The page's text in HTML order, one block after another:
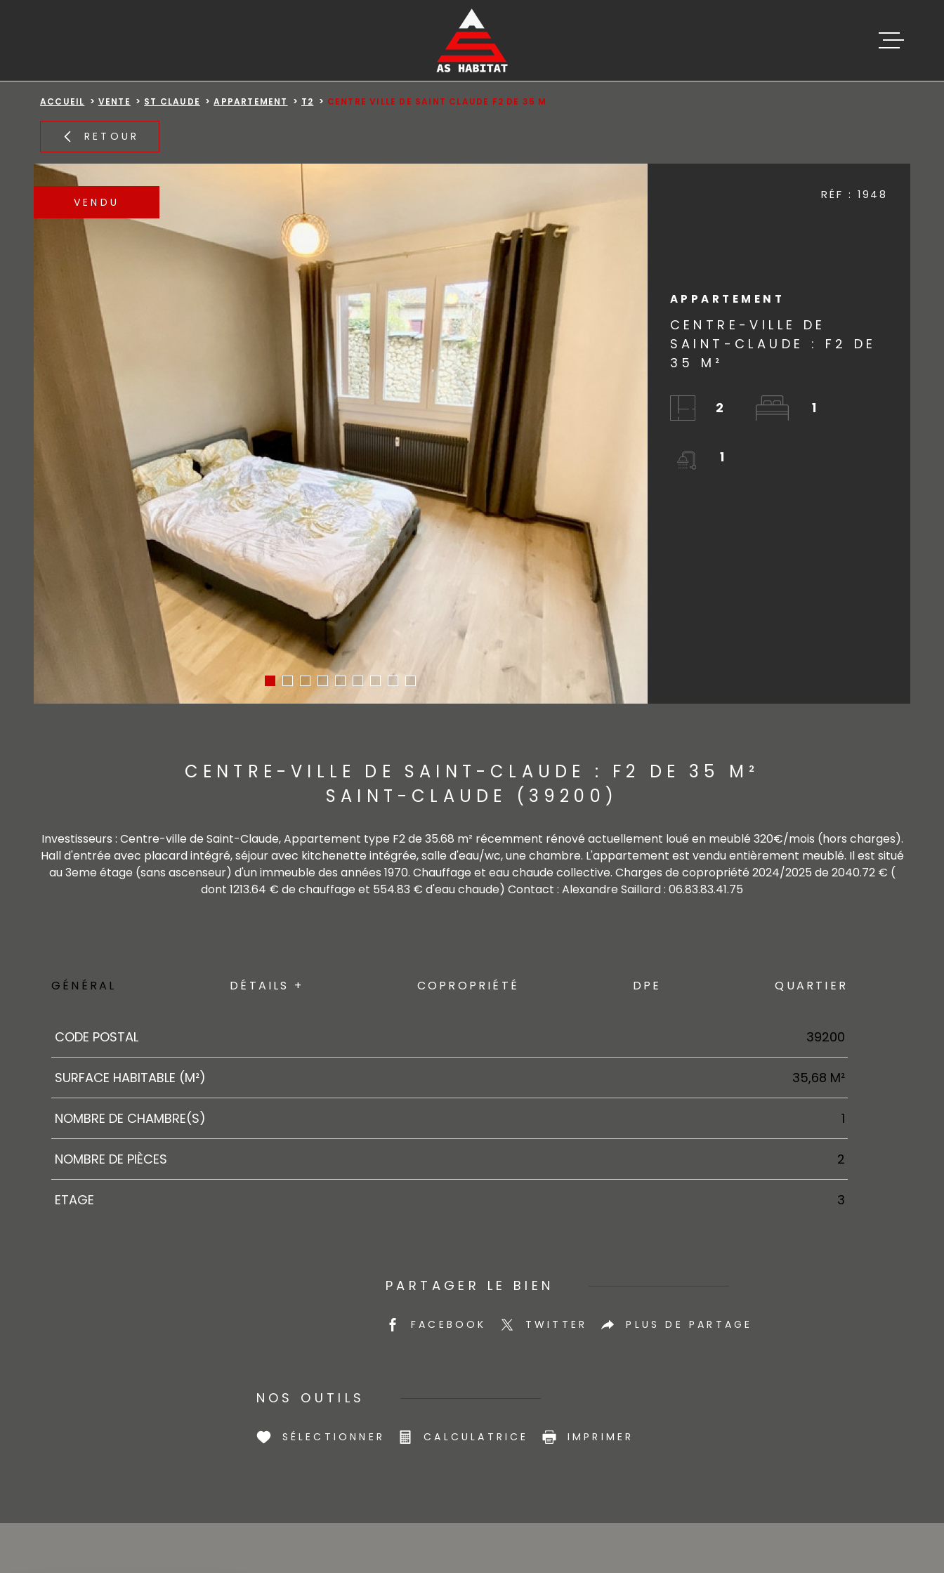
ACCUEIL
AGENCE
ACCUEIL VENTE ST CLAUDE APPARTEMENT T2 CENTRE VILLE DE SAINT CLAUDE F2 DE 35 M
RETOUR
VENDU
RÉF : 1948
APPARTEMENT
CENTRE-VILLE DE
SAINT-CLAUDE : F2 DE
35 M²
2 1
1
CENTRE-VILLE DE SAINT-CLAUDE : F2 DE 35 M²
SAINT-CLAUDE (39200)
Investisseurs : Centre-ville de Saint-Claude, Appartement type F2 de 35.68 m² récemment rénové actuellement loué en meublé 320€/mois (hors charges).
Hall d'entrée avec placard intégré, séjour avec kitchenette intégrée, salle d'eau/wc, une chambre. L'appartement est vendu entièrement meublé. Il est situé
au 3eme étage (sans ascenseur) d'un immeuble des années 1970. Chauffage et eau chaude collective. Charges de copropriété 2024/2025 de 2040.72 € (
dont 1213.64 € de chauffage et 554.83 € d'eau chaude) Contact : Alexandre Saillard : 06.83.83.41.75
GÉNÉRAL DÉTAILS + COPROPRIÉTÉ DPE QUARTIER
Caractérisque
CODE POSTAL 39200
SURFACE HABITABLE (M²) 35,68 M²
NOMBRE DE CHAMBRE(S) 1
NOMBRE DE PIÈCES 2
ETAGE 3
PARTAGER LE BIEN
FACEBOOK TWITTER PLUS DE PARTAGE
NOS OUTILS
SÉLECTIONNER CALCULATRICE IMPRIMER